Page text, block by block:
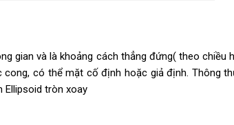
gian và là khoảng cách thẳng đứng( theo chiều
có thể mặt cố định hoặc giả định. Thông
Ellipsoid tròn xoay